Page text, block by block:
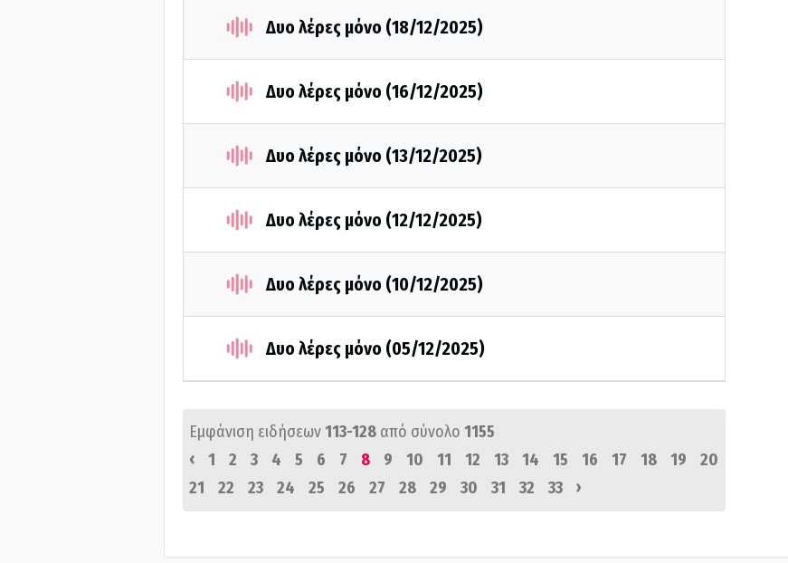
Δυο λέρες μόνο (18/12/2025)
Δυο λέρες μόνο (16/12/2025)
Δυο λέρες μόνο (13/12/2025)
Δυο λέρες μόνο (12/12/2025)
Δυο λέρες μόνο (10/12/2025)
Δυο λέρες μόνο (05/12/2025)
Εμφάνιση ειδήσεων113-128 από σύνολο 1155
‹
1 2 3 4 5 6 7 8 9 10 11 12 13 14 15 16 17 18 19
20
21
22 23 24 25 26 27 28 29 30 31 32 33 ›